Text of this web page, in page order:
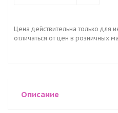
Цена действительна только для
отличаться от цен в розничных
Описание